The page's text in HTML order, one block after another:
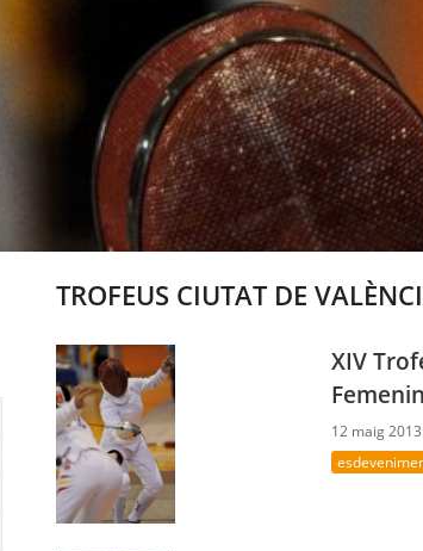
TROFEUS CIUTAT DE
XIV
12 maig